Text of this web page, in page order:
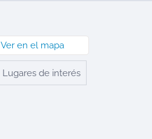
Ver en el mapa
Lugares de interés